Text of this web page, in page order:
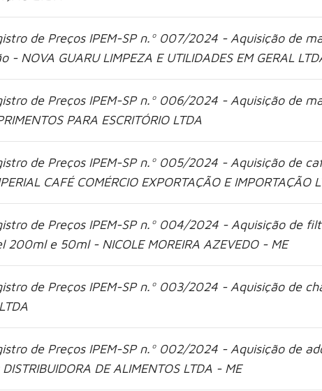
de Preços IPEM-SP n.º 007/2024 - Aquisição de
- NOVA GUARU LIMPEZA E UTILIDADES EM GERAL
de Preços IPEM-SP n.º 006/2024 - Aquisição de
PARA ESCRITÓRIO LTDA
de Preços IPEM-SP n.º 005/2024 - Aquisição de
CAFÉ COMÉRCIO EXPORTAÇÃO E IMPORTAÇÃO
de Preços IPEM-SP n.º 004/2024 - Aquisição de
200ml e 50ml - NICOLE MOREIRA AZEVEDO - ME
de Preços IPEM-SP n.º 003/2024 - Aquisição de
de Preços IPEM-SP n.º 002/2024 - Aquisição de
DE ALIMENTOS LTDA - ME